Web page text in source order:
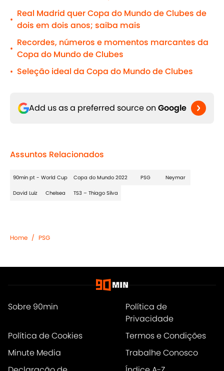
•
Real Madrid quer Copa do Mundo de Clubes de
dois em dois anos; saiba mais
•
Recordes, números e momentos marcantes da
Copa do Mundo de Clubes
• Seleção ideal da Copa do Mundo de Clubes
Add us as a preferred source on Google
Assuntos Relacionados
90min pt - World Cup Copa do Mundo 2022 PSG Neymar
David Luiz Chelsea TS3 – Thiago Silva
Home / PSG
Sobre 90min
Política de
Privacidade
Política de Cookies
Termos e Condições
Minute Media
Trabalhe Conosco